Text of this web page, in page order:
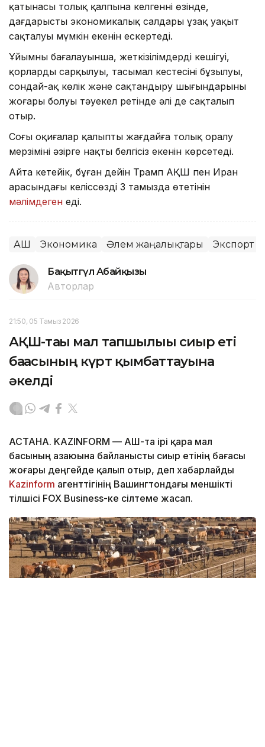
қатынасы толық қалпына келгеннің өзінде,
дағдарыстың экономикалық салдары ұзақ уақыт
сақталуы мүмкін екенін ескертеді.
Ұйымның бағалауынша, жеткізілімдердің кешігуі,
қорлардың сарқылуы, тасымал кестесінің бұзылуы,
сондай-ақ көлік және сақтандыру шығындарының
жоғары болуы тәуекел ретінде әлі де сақталып
отыр.
Соңғы оқиғалар қалыпты жағдайға толық оралу
мерзімінің әзірге нақты белгісіз екенін көрсетеді.
Айта кетейік, бұған дейін Трамп АҚШ пен Иран
арасындағы келіссөздің 3 тамызда өтетінін
мәлімдеген еді.
АҚШ Экономика Әлем жаңалықтары Экспорт
Бақытгүл Абайқызы
Авторлар
21:50, 05 Тамыз 2026
АҚШ-тағы мал тапшылығы сиыр еті
бағасының күрт қымбаттауына
әкелді
АСТАНА. KAZINFORM — АҚШ-та ірі қара мал
басының азаюына байланысты сиыр етінің бағасы
жоғары деңгейде қалып отыр, деп хабарлайды
Kazinform агенттігінің Вашингтондағы меншікті
тілшісі FOX Business-ке сілтеме жасап.